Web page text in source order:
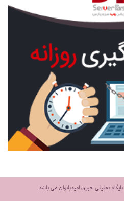
تحلیلی خبری امیدبانوان می باشد.